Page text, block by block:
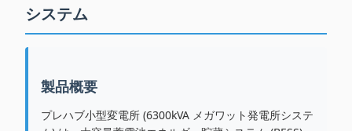
システム
製品概要
プレハブ小型変電所 (6300kVA メガワット発電所システ